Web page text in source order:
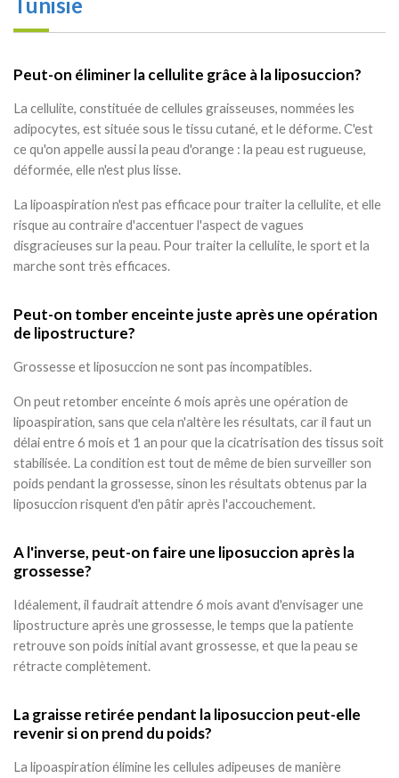
Peut-on éliminer la cellulite grâce à la liposuccion?
La cellulite, constituée de cellules graisseuses, nommées les
adipocytes, est située sous le tissu cutané, et le déforme. C'est
ce qu'on appelle aussi la peau d'orange : la peau est rugueuse,
déformée, elle n'est plus lisse.
La lipoaspiration n'est pas efficace pour traiter la cellulite, et elle
risque au contraire d'accentuer l'aspect de vagues
disgracieuses sur la peau. Pour traiter la cellulite, le sport et la
marche sont très efficaces.
Peut-on tomber enceinte juste après une opération
de lipostructure?
Grossesse et liposuccion ne sont pas incompatibles.
On peut retomber enceinte 6 mois après une opération de
lipoaspiration, sans que cela n'altère les résultats, car il faut un
délai entre 6 mois et 1 an pour que la cicatrisation des tissus soit
stabilisée. La condition est tout de même de bien surveiller son
poids pendant la grossesse, sinon les résultats obtenus par la
liposuccion risquent d'en pâtir après l'accouchement.
A l'inverse, peut-on faire une liposuccion après la
grossesse?
Idéalement, il faudrait attendre 6 mois avant d'envisager une
lipostructure après une grossesse, le temps que la patiente
retrouve son poids initial avant grossesse, et que la peau se
rétracte complètement.
La graisse retirée pendant la liposuccion peut-elle
revenir si on prend du poids?
La lipoaspiration élimine les cellules adipeuses de manière